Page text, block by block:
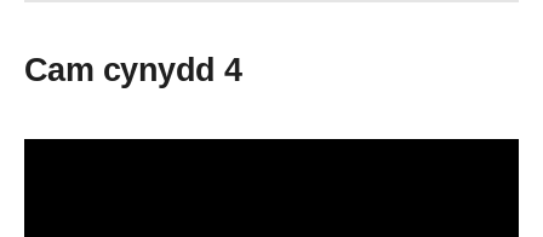
Cam cynydd 4